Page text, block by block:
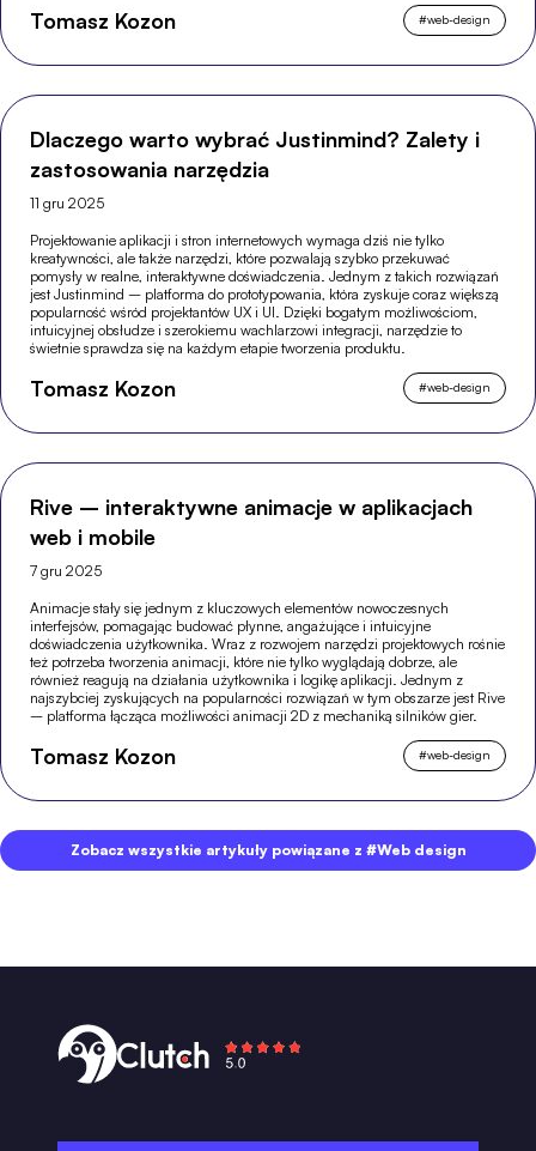
Tomasz Kozon #web-design
Dlaczego warto wybrać Justinmind? Zalety i
zastosowania narzędzia
11 gru 2025
Projektowanie aplikacji i stron internetowych wymaga dziś nie tylko
kreatywności, ale także narzędzi, które pozwalają szybko przekuwać
pomysły w realne, interaktywne doświadczenia. Jednym z takich rozwiązań
jest Justinmind – platforma do prototypowania, która zyskuje coraz większą
popularność wśród projektantów UX i UI. Dzięki bogatym możliwościom,
intuicyjnej obsłudze i szerokiemu wachlarzowi integracji, narzędzie to
świetnie sprawdza się na każdym etapie tworzenia produktu.
Tomasz Kozon #web-design
Rive – interaktywne animacje w aplikacjach
web i mobile
7 gru 2025
Animacje stały się jednym z kluczowych elementów nowoczesnych
interfejsów, pomagając budować płynne, angażujące i intuicyjne
doświadczenia użytkownika. Wraz z rozwojem narzędzi projektowych rośnie
też potrzeba tworzenia animacji, które nie tylko wyglądają dobrze, ale
również reagują na działania użytkownika i logikę aplikacji. Jednym z
najszybciej zyskujących na popularności rozwiązań w tym obszarze jest Rive
– platforma łącząca możliwości animacji 2D z mechaniką silników gier.
Tomasz Kozon #web-design
Zobacz wszystkie artykuły powiązane z #Web design